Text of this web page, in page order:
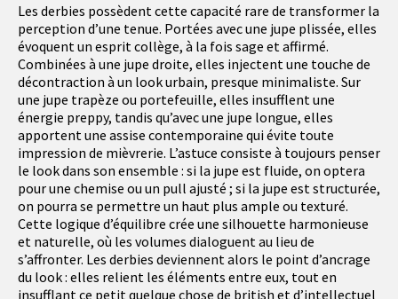
Les derbies possèdent cette capacité rare de transformer la
perception d’une tenue. Portées avec une jupe plissée, elles
évoquent un esprit collège, à la fois sage et affirmé.
Combinées à une jupe droite, elles injectent une touche de
décontraction à un look urbain, presque minimaliste. Sur
une jupe trapèze ou portefeuille, elles insufflent une
énergie preppy, tandis qu’avec une jupe longue, elles
apportent une assise contemporaine qui évite toute
impression de mièvrerie. L’astuce consiste à toujours penser
le look dans son ensemble : si la jupe est fluide, on optera
pour une chemise ou un pull ajusté ; si la jupe est structurée,
on pourra se permettre un haut plus ample ou texturé.
Cette logique d’équilibre crée une silhouette harmonieuse
et naturelle, où les volumes dialoguent au lieu de
s’affronter. Les derbies deviennent alors le point d’ancrage
du look : elles relient les éléments entre eux, tout en
insufflant ce petit quelque chose de british et d’intellectuel